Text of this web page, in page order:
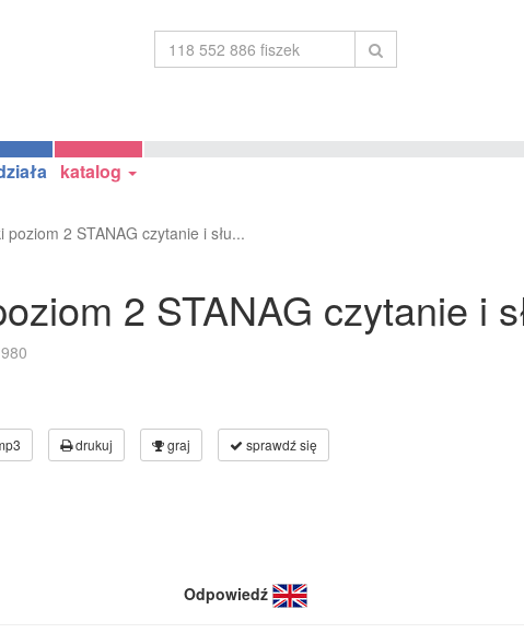
katalog
2 STANAG czytanie i słu...
2 STANAG czytanie i
drukuj graj sprawdź się
Odpowiedź